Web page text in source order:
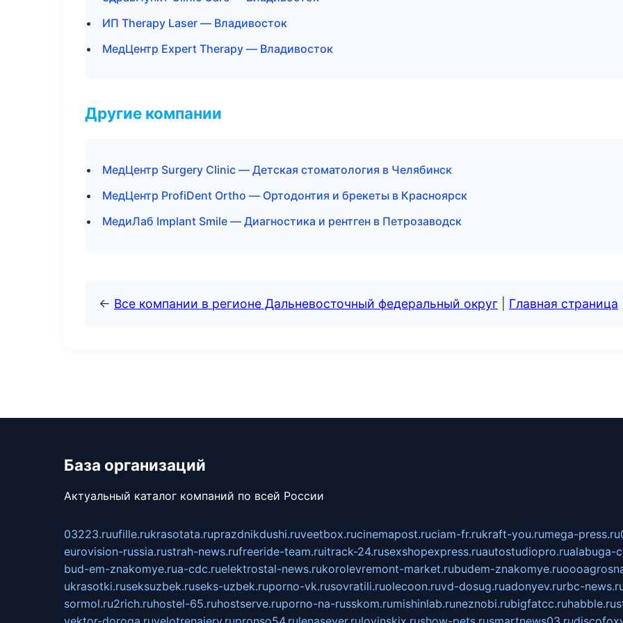
ИП Therapy Laser — Владивосток
МедЦентр Expert Therapy — Владивосток
Другие компании
МедЦентр Surgery Clinic — Детская стоматология в Челябинск
МедЦентр ProfiDent Ortho — Ортодонтия и брекеты в Красноярск
МедиЛаб Implant Smile — Диагностика и рентген в Петрозаводск
← Все компании в регионе Дальневосточный федеральный округ Главная страница
База организаций
Актуальный каталог компаний по всей России
03223.ruufille.rukrasotata.ruprazdnikdushi.ruveetbox.rucinemapost.ruciam-fr.rukraft-you.rumega-press.ru
eurovision-russia.rustrah-news.rufreeride-team.ruitrack-24.rusexshopexpress.ruautostudiopro.rualabuga-
bud-em-znakomye.rua-cdc.ruelektrostal-news.rukorolevremont-market.rubudem-znakomye.ru
ukrasotki.ruseksuzbek.ruseks-uzbek.ruporno-vk.rusovratili.ruolecoon.ruvd-dosug.ruadonyev.rurbc-
sormol.ru2rich.ruhostel-65.ruhostserve.ruporno-na-russkom.rumishinlab.runeznobi.rubigfatcc.ruhabble.ru